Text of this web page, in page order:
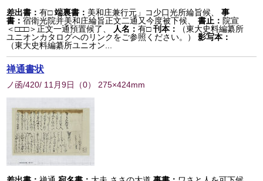
差出書：有□ 端裏書： 美和庄兼行元」コ少口光所綸旨候、
事
書：宿衛光院并美和庄綸旨正文二通又今度被下候、 書止： 院宣
＜□□□＞正文一通預置候了、
人名：有□ 刊本：
（東大史料編纂所
ユニオンカタログへのリンクをご参照ください。）
影写本：
（東大史料編纂所ユニオン...
禅通書状
ノ函/420/ 11月9日 （0） 275×424mm